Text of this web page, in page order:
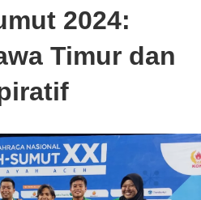
2024:
Timur dan